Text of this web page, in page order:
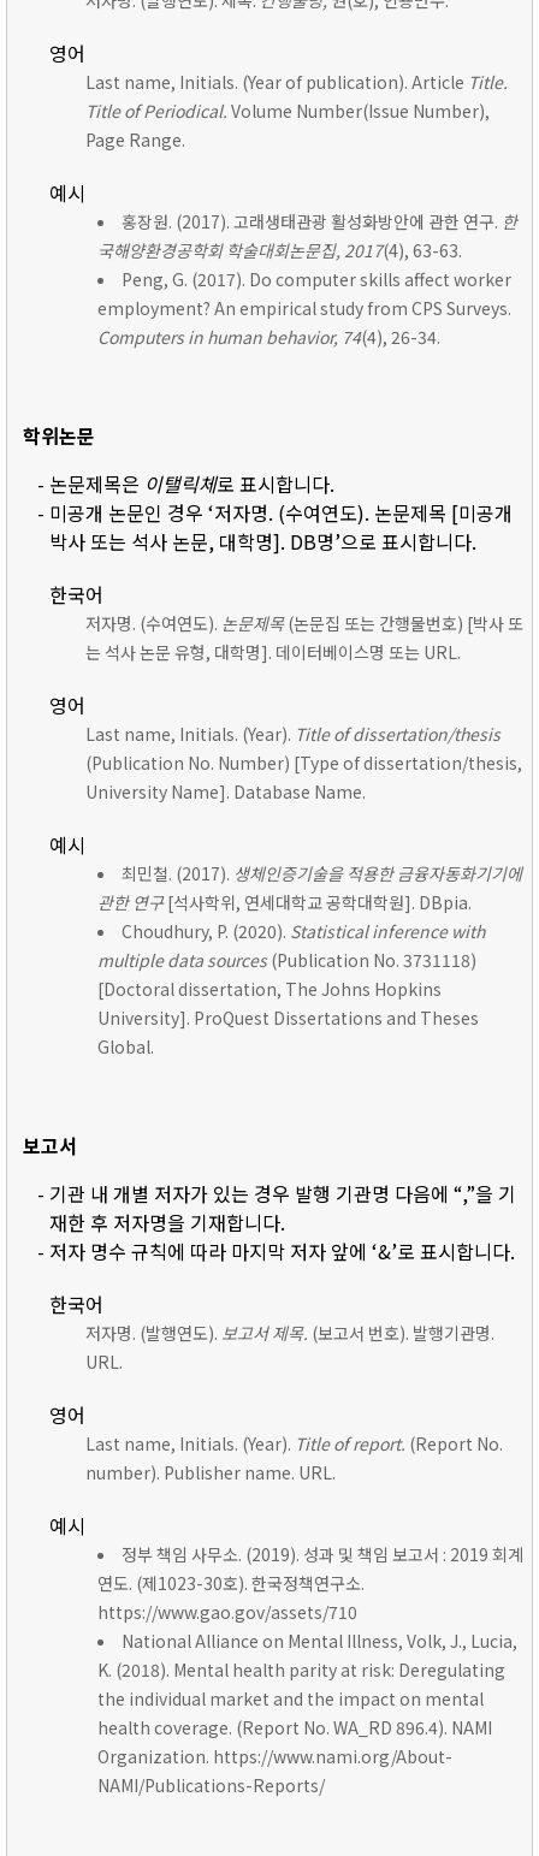
영어
Last name, Initials. (Year of publication). Article Title.
Title of Periodical. Volume Number(Issue Number),
Page Range.
예시
홍장원. (2017). 고래생태관광 활성화방안에 관한 연구. 한
국해양환경공학회 학술대회논문집, 2017(4), 63-63.
Peng, G. (2017). Do computer skills affect worker
employment? An empirical study from CPS Surveys.
Computers in human behavior, 74(4), 26-34.
학위논문
- 논문제목은 이탤릭체로 표시합니다.
- 미공개 논문인 경우 ‘저자명. (수여연도). 논문제목 [미공개
박사 또는 석사 논문, 대학명]. DB명’으로 표시합니다.
한국어
저자명. (수여연도). 논문제목(논문집 또는 간행물번호) [박사 또
는 석사 논문 유형, 대학명]. 데이터베이스명 또는 URL.
영어
Last name, Initials. (Year). Title of dissertation/thesis
(Publication No. Number) [Type of dissertation/thesis,
University Name]. Database Name.
예시
최민철. (2017). 생체인증기술을 적용한 금융자동화기기에
관한 연구[석사학위, 연세대학교 공학대학원]. DBpia.
Choudhury, P. (2020). Statistical inference with
multiple data sources(Publication No. 3731118)
[Doctoral dissertation, The Johns Hopkins
University]. ProQuest Dissertations and Theses
Global.
보고서
- 기관 내 개별 저자가 있는 경우 발행 기관명 다음에 “,”을 기
재한 후 저자명을 기재합니다.
- 저자 명수 규칙에 따라 마지막 저자 앞에 ‘&’로 표시합니다.
한국어
저자명. (발행연도). 보고서 제목. (보고서 번호). 발행기관명.
URL.
영어
Last name, Initials. (Year). Title of report. (Report No.
number). Publisher name. URL.
예시
정부 책임 사무소. (2019). 성과 및 책임 보고서 : 2019 회계
연도. (제1023-30호). 한국정책연구소.
https://www.gao.gov/assets/710
National Alliance on Mental Illness, Volk, J., Lucia,
K. (2018). Mental health parity at risk: Deregulating
the individual market and the impact on mental
health coverage. (Report No. WA_RD 896.4). NAMI
Organization. https://www.nami.org/About-
NAMI/Publications-Reports/